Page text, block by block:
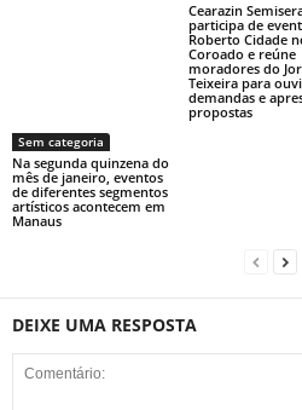
Sem categoria
Na segunda quinzena do
mês de janeiro, eventos
de diferentes segmentos
artísticos acontecem em
Manaus
Cearazin
participa de
Roberto Cidade
Coroado e reúne
moradores do
Teixeira para
demandas e
propostas
DEIXE UMA RESPOSTA